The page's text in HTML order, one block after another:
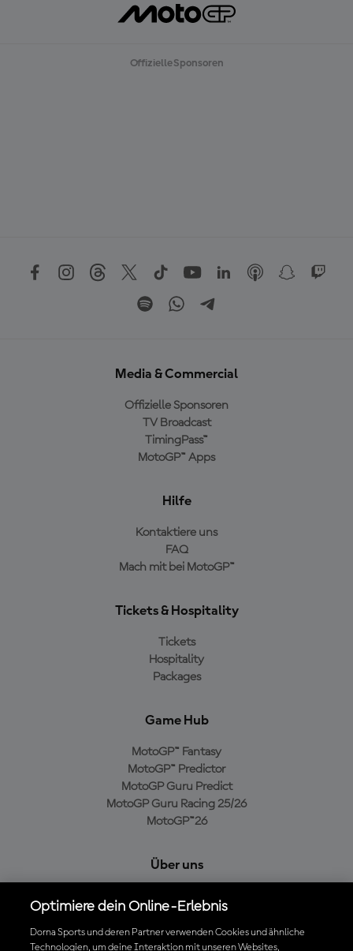
Offizielle Sponsoren
Media & Commercial
Offizielle Sponsoren
TV Broadcast
TimingPass™
MotoGP™ Apps
Hilfe
Kontaktiere uns
FAQ
Mach mit bei MotoGP™
Tickets & Hospitality
Tickets
Hospitality
Packages
Game Hub
MotoGP™ Fantasy
MotoGP™ Predictor
MotoGP Guru Predict
MotoGP Guru Racing 25/26
MotoGP™26
Über uns
Cookie-Richtlinien
Geschäftsbedingungen
Optimiere dein Online-Erlebnis
Dorna Sports und deren Partner verwenden Cookies und ähnliche
Technologien, um deine Interaktion mit unseren Websites,